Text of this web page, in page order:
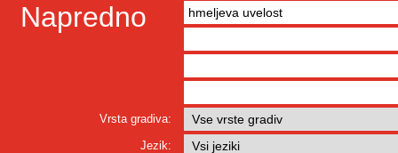
Napredno
Vrsta gradiva:
Jezik: